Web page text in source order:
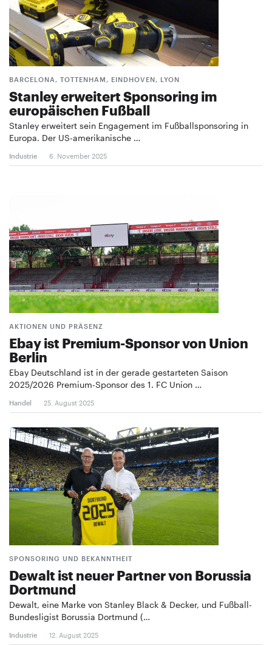
BARCELONA, TOTTENHAM, EINDHOVEN, LYON
Stanley erweitert Sponsoring im
europäischen Fußball
Stanley erweitert sein Engagement im Fußballsponsoring in
Europa. Der US-amerikanische …
Industrie 6. November 2025
AKTIONEN UND PRÄSENZ
Ebay ist Premium-Sponsor von Union
Berlin
Ebay Deutschland ist in der gerade gestarteten Saison
2025/2026 Premium-Sponsor des 1. FC Union …
Handel 25. August 2025
SPONSORING UND BEKANNTHEIT
Dewalt ist neuer Partner von Borussia
Dortmund
Dewalt, eine Marke von Stanley Black & Decker, und Fußball-
Bundesligist Borussia Dortmund (…
Industrie 12. August 2025